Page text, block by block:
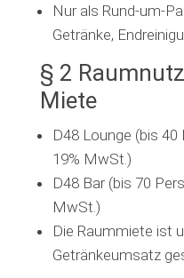
Nur als Rund-um-
Getränke,
§ 2
Miete
D48 Lounge (bis 40
19% MwSt.)
D48 Bar (bis 70
MwSt.)
Die Raummiete ist
Getränkeumsatz